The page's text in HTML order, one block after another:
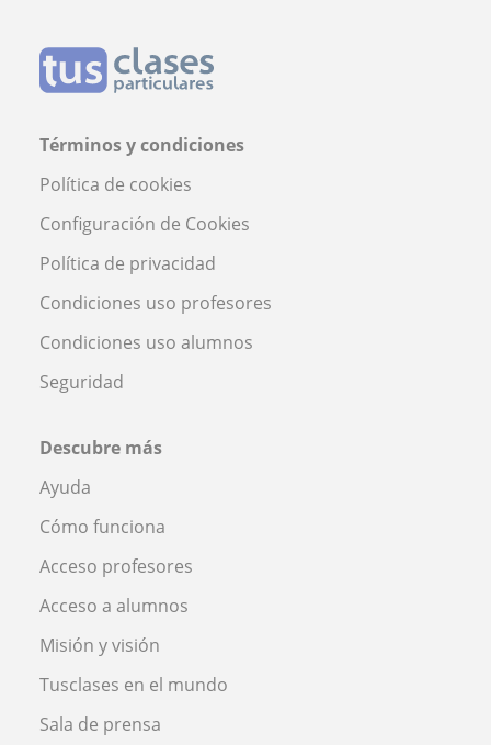
Términos y condiciones
Política de cookies
Configuración de Cookies
Política de privacidad
Condiciones uso profesores
Condiciones uso alumnos
Seguridad
Descubre más
Ayuda
Cómo funciona
Acceso profesores
Acceso a alumnos
Misión y visión
Tusclases en el mundo
Sala de prensa